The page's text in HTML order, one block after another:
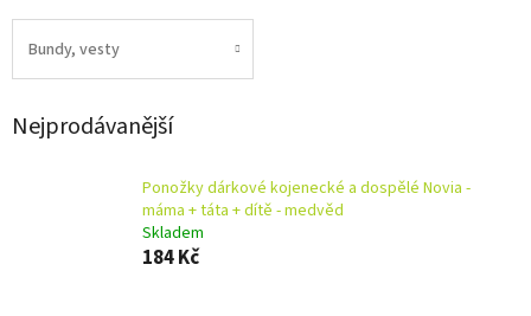
Bundy, vesty
Nejprodávanější
Ponožky dárkové kojenecké a dospělé Novia -
máma + táta + dítě - medvěd
Skladem
184 Kč